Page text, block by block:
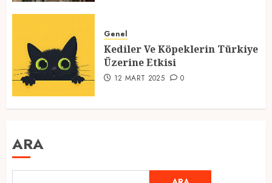
Genel
Kediler Ve Köpeklerin Türkiye
Üzerine Etkisi
12 MART 2025 0
ARA